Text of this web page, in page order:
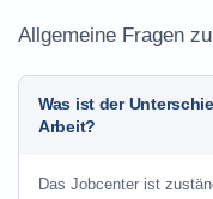
Allgemeine Fragen
Was ist der
Arbeit?
Das Jobcenter ist